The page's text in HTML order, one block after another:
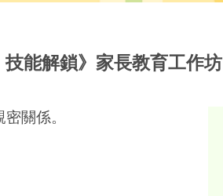
技能解鎖》家長教育工作坊
關係。